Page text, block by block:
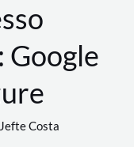
Google
Jefte Costa